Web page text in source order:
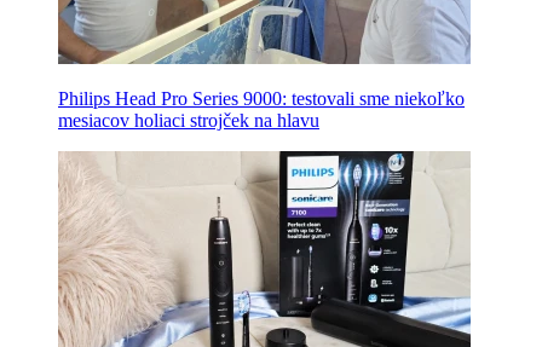
Philips Head Pro Series 9000: testovali sme niekoľko
mesiacov holiaci strojček na hlavu